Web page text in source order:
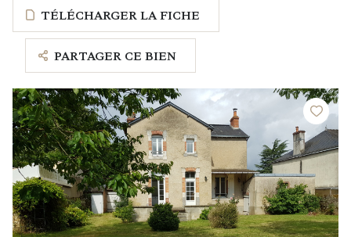
TÉLÉCHARGER LA FICHE
PARTAGER CE BIEN